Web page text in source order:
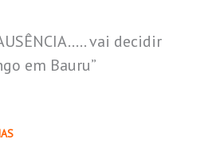
vai decidir
em Bauru”